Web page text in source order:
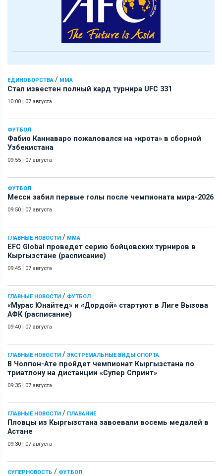
ЕДИНОБОРСТВА / ММА
Стал известен полный кард турнира UFC 331
10:00 | 07 августа
ФУТБОЛ
Фабио Каннаваро пожаловался на «крота» в сборной
Узбекистана
09:55 | 07 августа
ФУТБОЛ
Месси забил первые голы после чемпионата мира-2026
09:50 | 07 августа
ГЛАВНЫЕ НОВОСТИ / ММА
EFC Global проведет серию бойцовских турниров в
Кыргызстане (расписание)
09:45 | 07 августа
ГЛАВНЫЕ НОВОСТИ / ФУТБОЛ
«Мурас Юнайтед» и «Дордой» стартуют в Лиге Вызова
АФК (расписание)
09:40 | 07 августа
ГЛАВНЫЕ НОВОСТИ / ЭКСТРЕМАЛЬНЫЕ ВИДЫ СПОРТА
В Чолпон-Ате пройдет чемпионат Кыргызстана по
триатлону на дистанции «Супер Спринт»
09:35 | 07 августа
ГЛАВНЫЕ НОВОСТИ / ПЛАВАНИЕ
Пловцы из Кыргызстана завоевали восемь медалей в
Астане
09:30 | 07 августа
СУПЕРНОВОСТЬ / ФУТБОЛ